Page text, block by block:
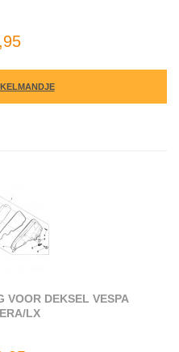
VOOR DEKSEL VESPA
LX